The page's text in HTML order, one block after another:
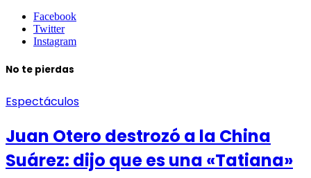
Facebook
Twitter
Instagram
No te pierdas
Espectáculos
Juan Otero destrozó a la China
Suárez: dijo que es una «Tatiana»